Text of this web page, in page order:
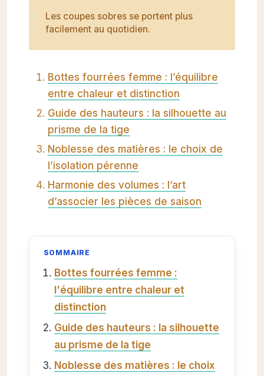
Les coupes sobres se portent plus
facilement au quotidien.
Bottes fourrées femme : l’équilibre
entre chaleur et distinction
Guide des hauteurs : la silhouette au
prisme de la tige
Noblesse des matières : le choix de
l’isolation pérenne
Harmonie des volumes : l’art
d’associer les pièces de saison
SOMMAIRE
Bottes fourrées femme :
l'équilibre entre chaleur et
distinction
Guide des hauteurs : la silhouette
au prisme de la tige
Noblesse des matières : le choix